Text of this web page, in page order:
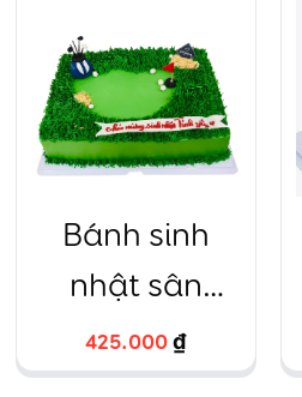
Bánh sinh
nhật sân
tennis
425.000₫